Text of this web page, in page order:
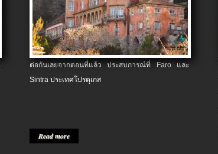
ต่อกันเลยจากตอนที่แล้ว ประสบการณ์ที่ Faro และ
Sintra ประเทศโปรตุเกส
Read more